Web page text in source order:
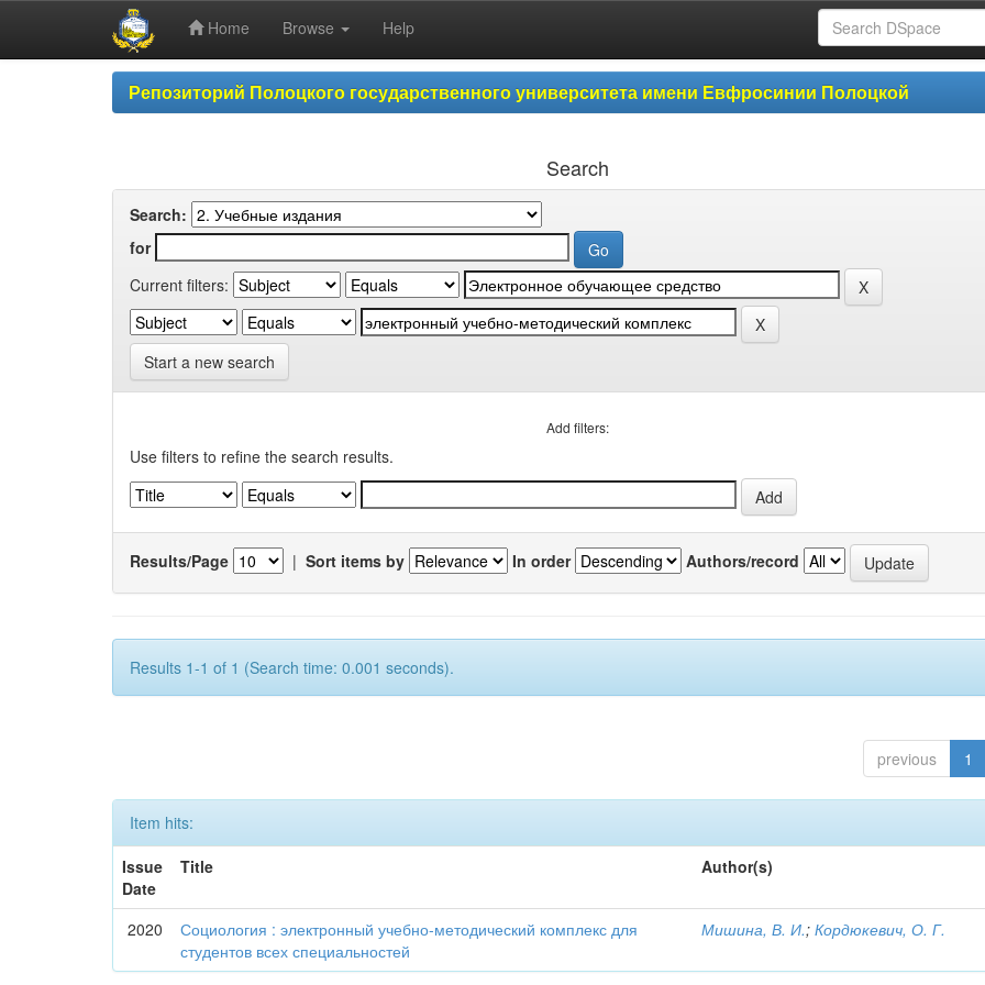
Home Browse Help
Репозиторий Полоцкого государственного университета имени Евфросинии Полоцкой
Search
Search:
for
Current filters:
Start a new search
Add filters:
Use filters to refine the search results.
Results/Page | Sort items by In order Authors/record
Results 1-1 of 1 (Search time: 0.001 seconds).
previous 1
Item hits:
Issue
Date
Title Author(s)
2020
Социология : электронный учебно-методический комплекс для
студентов всех специальностей
Мишина, В. И.;Кордюкевич, О. Г.